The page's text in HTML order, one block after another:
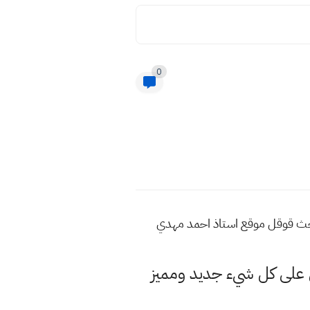
0
في محرك البحث قوقل موقع استاذ احمد مهدي
كل شيء جديد ومميز